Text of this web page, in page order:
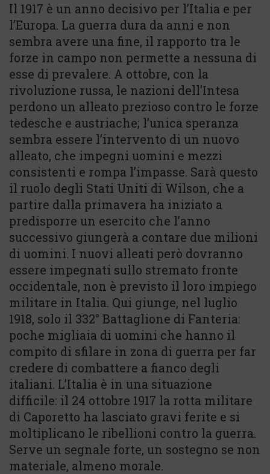
Il 1917 è un anno decisivo per l’Italia e per
l’Europa. La guerra dura da anni e non
sembra avere una fine, il rapporto tra le
forze in campo non permette a nessuna di
esse di prevalere. A ottobre, con la
rivoluzione russa, le nazioni dell’Intesa
perdono un alleato prezioso contro le forze
tedesche e austriache; l’unica speranza
sembra essere l’intervento di un nuovo
alleato, che impegni uomini e mezzi
consistenti e rompa l’impasse. Sarà questo
il ruolo degli Stati Uniti di Wilson, che a
partire dalla primavera ha iniziato a
predisporre un esercito che l’anno
successivo giungerà a contare due milioni
di uomini. I nuovi alleati però dovranno
essere impegnati sullo stremato fronte
occidentale, non è previsto il loro impiego
militare in Italia. Qui giunge, nel luglio
1918, solo il 332° Battaglione di Fanteria:
poche migliaia di uomini che hanno il
compito di sfilare in zona di guerra per far
credere di combattere a fianco degli
italiani. L’Italia è in una situazione
difficile: il 24 ottobre 1917 la rotta militare
di Caporetto ha lasciato gravi ferite e si
moltiplicano le ribellioni contro la guerra.
Serve un segnale forte, un sostegno se non
materiale, almeno morale.